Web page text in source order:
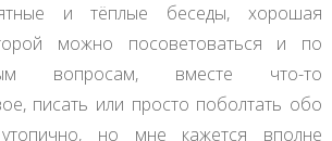
и тёплые беседы, хорошая
можно посоветоваться и по
вопросам, вместе что-то
писать или просто поболтать обо
но мне кажется вполне